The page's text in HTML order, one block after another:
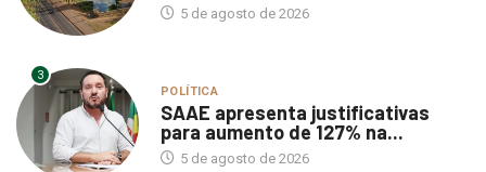
5 de agosto de 2026
3
POLÍTICA
SAAE apresenta justificativas
para aumento de 127% na...
5 de agosto de 2026